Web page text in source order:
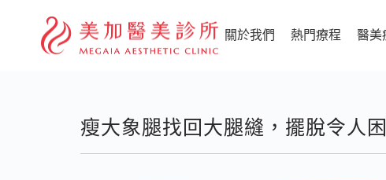
關於我們 熱門療程 醫美
瘦大象腿找回大腿縫，擺脫令人